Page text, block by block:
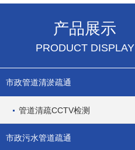
产品展示
PRODUCT DISPLAY
市政管道清淤疏通
管道清疏CCTV检测
市政污水管道疏通